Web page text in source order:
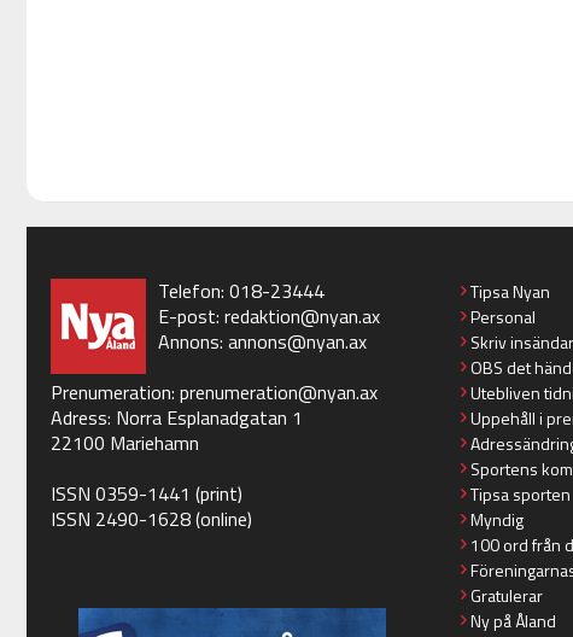
Telefon: 018-23444
E-post: redaktion@nyan.ax
Annons: annons@nyan.ax
Prenumeration: prenumeration@nyan.ax
Adress: Norra Esplanadgatan 1
22100 Mariehamn
ISSN 0359-1441 (print)
ISSN 2490-1628 (online)
Tipsa Nyan
Personal
Skriv
OBS det
Utebliven
Uppehåll i
Sportens
Tipsa sporten
Myndig
100 ord från
Gratulerar
Ny på Åland